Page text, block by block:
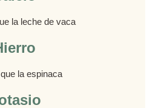
la leche de vaca
la espinaca